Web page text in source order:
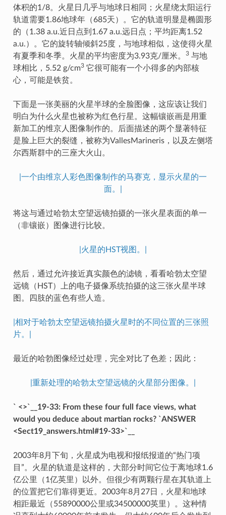
体积的1/8。火星日几乎与地球日相同；火星绕太阳运行
轨道需要1.86地球年（685天）。它的轨道明显是椭圆形
的（1.38 a.u.近日点到1.67 a.u.远日点；平均距离1.52
a.u.）。它的旋转轴倾斜25度，与地球相似，这使得火星
有夏季和冬季。火星的平均密度为3.93克/厘米。
3与地
球相比，5.52 g/cm3它很可能有一个小得多的内部核
心，可能是铁贫。
下面是一张美丽的火星半球的全脸图像，这应该让我们
明白为什么火星也被称为红色行星。这幅镶嵌画是用重
新加工的维京人图像制作的。后面描述的两个显著特征
是脸上巨大的裂缝，被称为VallesMarineris，以及左侧塔
尔西斯群中的三座大火山。
|一个由维京人彩色图像制作的马赛克，显示火星的一
面。|
将这与通过哈勃太空望远镜拍摄的一张火星表面的单一
（非镶嵌）图像进行比较。
|火星的HST视图。|
然后，通过允许接近真实颜色的滤镜，看看哈勃太空望
远镜（HST）上的电子摄像系统拍摄的这三张火星半球
图。四肢的蓝色有些人造。
|相对于哈勃太空望远镜拍摄火星时的不同位置的三张照
片。|
最近的哈勃图像经过处理，完全对比了色差；因此：
|重新处理的哈勃太空望远镜的火星部分图像。|
` <>`__19-33: From these four full face views, what
would you deduce about martian rocks? `ANSWER
<Sect19_answers.html#19-33>`__
2003年8月下旬，火星成为电视和报纸报道的“热门项
目”。火星的轨道是这样的，大部分时间它位于离地球1.6
亿公里（1亿英里）以外。但很少有两颗行星在其轨道上
的位置把它们靠得更近。2003年8月27日，火星和地球
相距最近（55890000公里或34500000英里）。这种情